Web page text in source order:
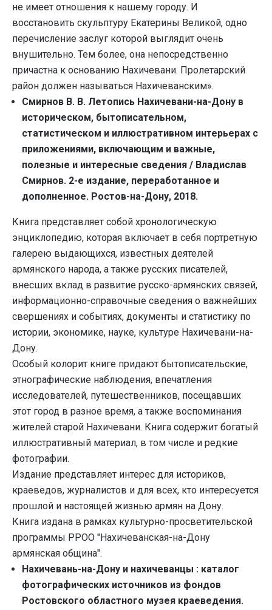
не имеет отношения к нашему городу. И
восстановить скульптуру Екатерины Великой, одно
перечисление заслуг которой выглядит очень
внушительно. Тем более, она непосредственно
причастна к основанию Нахичевани. Пролетарский
район должен называться Нахичеванским».
Смирнов В. В. Летопись Нахичевани-на-Дону в
историческом, бытописательном,
статистическом и иллюстративном интерьерах с
приложениями, включающим и важные,
полезные и интересные сведения / Владислав
Смирнов. 2-е издание, переработанное и
дополненное. Ростов-на-Дону, 2018.
Книга представляет собой хронологическую
энциклопедию, которая включает в себя портретную
галерею выдающихся, известных деятелей
армянского народа, а также русских писателей,
внесших вклад в развитие русско-армянских связей,
информационно-справочные сведения о важнейших
свершениях и событиях, документы и статистику по
истории, экономике, науке, культуре Нахичевани-на-
Дону.
Особый колорит книге придают бытописательские,
этнографические наблюдения, впечатления
исследователей, путешественников, посещавших
этот город в разное время, а также воспоминания
жителей старой Нахичевани. Книга содержит богатый
иллюстративный материал, в том числе и редкие
фотографии.
Издание представляет интерес для историков,
краеведов, журналистов и для всех, кто интересуется
прошлой и настоящей жизнью армян на Дону.
Книга издана в рамках культурно-просветительской
программы РРОО "Нахичеванская-на-Дону
армянская община".
Нахичевань-на-Дону и нахичеванцы : каталог
фотографических источников из фондов
Ростовского областного музея краеведения.